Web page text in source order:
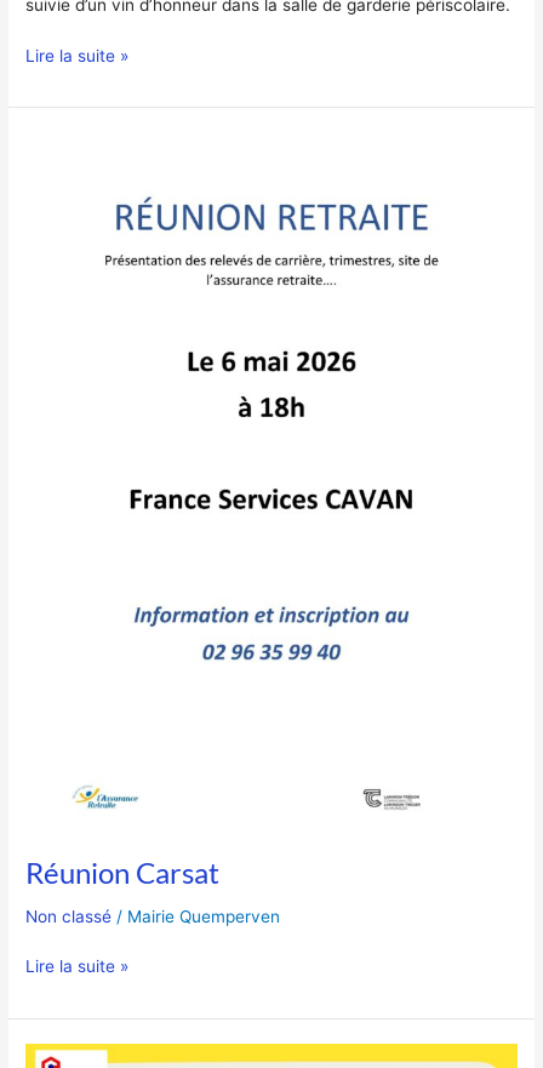
suivie d’un vin d’honneur dans la salle de garderie périscolaire.
Lire la suite »
Réunion Carsat
Non classé / Mairie Quemperven
Lire la suite »
Ateliers